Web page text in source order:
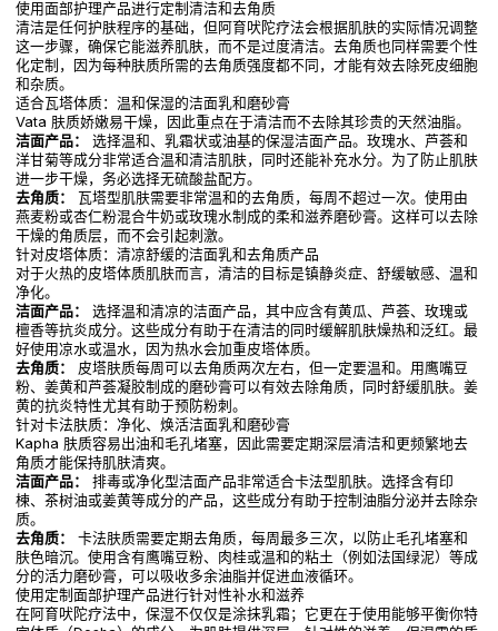
使用面部护理产品进行定制清洁和去角质
清洁是任何护肤程序的基础，但阿育吠陀疗法会根据肌肤的实际情况调整
这一步骤，确保它能滋养肌肤，而不是过度清洁。去角质也同样需要个性
化定制，因为每种肤质所需的去角质强度都不同，才能有效去除死皮细胞
和杂质。
适合瓦塔体质：温和保湿的洁面乳和磨砂膏
Vata 肤质娇嫩易干燥，因此重点在于清洁而不去除其珍贵的天然油脂。
洁面产品：
选择温和、乳霜状或油基的保湿洁面产品。玫瑰水、芦荟和
洋甘菊等成分非常适合温和清洁肌肤，同时还能补充水分。为了防止肌肤
进一步干燥，务必选择无硫酸盐配方。
去角质：
瓦塔型肌肤需要非常温和的去角质，每周不超过一次。使用由
燕麦粉或杏仁粉混合牛奶或玫瑰水制成的柔和滋养磨砂膏。这样可以去除
干燥的角质层，而不会引起刺激。
针对皮塔体质：清凉舒缓的洁面乳和去角质产品
对于火热的皮塔体质肌肤而言，清洁的目标是镇静炎症、舒缓敏感、温和
净化。
洁面产品：
选择温和清凉的洁面产品，其中应含有黄瓜、芦荟、玫瑰或
檀香等抗炎成分。这些成分有助于在清洁的同时缓解肌肤燥热和泛红。最
好使用凉水或温水，因为热水会加重皮塔体质。
去角质：
皮塔肤质每周可以去角质两次左右，但一定要温和。用鹰嘴豆
粉、姜黄和芦荟凝胶制成的磨砂膏可以有效去除角质，同时舒缓肌肤。姜
黄的抗炎特性尤其有助于预防粉刺。
针对卡法肤质：净化、焕活洁面乳和磨砂膏
Kapha 肤质容易出油和毛孔堵塞，因此需要定期深层清洁和更频繁地去
角质才能保持肌肤清爽。
洁面产品：
排毒或净化型洁面产品非常适合卡法型肌肤。选择含有印
楝、茶树油或姜黄等成分的产品，这些成分有助于控制油脂分泌并去除杂
质。
去角质：
卡法肤质需要定期去角质，每周最多三次，以防止毛孔堵塞和
肤色暗沉。使用含有鹰嘴豆粉、肉桂或温和的粘土（例如法国绿泥）等成
分的活力磨砂膏，可以吸收多余油脂并促进血液循环。
使用定制面部护理产品进行针对性补水和滋养
在阿育吠陀疗法中，保湿不仅仅是涂抹乳霜；它更在于使用能够平衡你特